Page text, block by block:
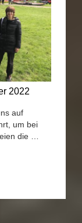
2022
auf
um bei
die …